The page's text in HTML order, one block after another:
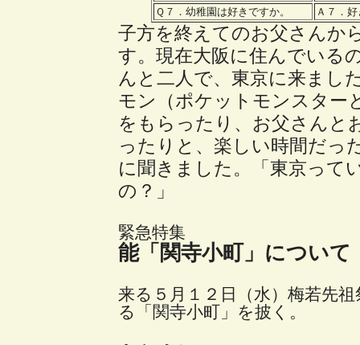
Ｑ７．幼稚園は好きですか。
Ａ７．
子方を終えてのお父さんか
す。現在大阪に住んでいる
んと二人で、東京に来まし
モン（ポケットモンスター
をもらったり、お父さんと
ったりと、楽しい時間だっ
に聞きました。「東京って
の？」
緊急特集
能「関寺小町」について
来る５月１２日（水）梅若先
る「関寺小町」を披く。